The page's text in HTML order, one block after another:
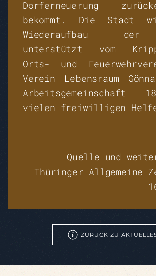
Dorferneuerung
bekommt. Die Stadt
Wiederaufbau
unterstützt vom
Orts- und
Verein Lebensraum
Arbeitsgemeinschaft
vielen freiwilligen
Quelle und
Thüringer Allgemeine
ZURÜCK ZU